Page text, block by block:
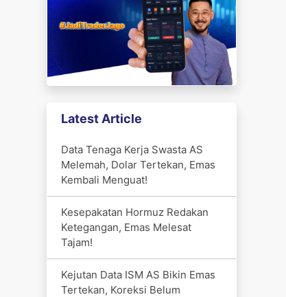
Latest Article
Data Tenaga Kerja Swasta AS
Melemah, Dolar Tertekan, Emas
Kembali Menguat!
Kesepakatan Hormuz Redakan
Ketegangan, Emas Melesat
Tajam!
Kejutan Data ISM AS Bikin Emas
Tertekan, Koreksi Belum